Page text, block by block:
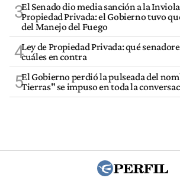
3El Senado dio media sanción a la
Propiedad Privada: el Gobierno tuvo
del Manejo del Fuego
4Ley de Propiedad Privada: qué
cuáles en contra
5El Gobierno perdió la pulseada del
Tierras" se impuso en toda la